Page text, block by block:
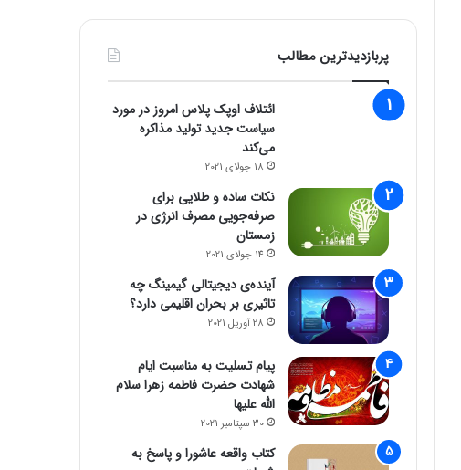
پربازدیدترین مطالب
ائتلاف اوپک پلاس امروز در مورد
سیاست جدید تولید مذاکره
می‌کند
18 جولای 2021
نکات ساده و طلایی برای
صرفه‌جویی مصرف انرژی در
زمستان
14 جولای 2021
آینده‌ی دیجیتالی گیمینگ چه
تاثیری بر بحران اقلیمی دارد؟
28 آوریل 2021
پیام تسلیت به مناسبت ایام
شهادت حضرت فاطمه زهرا سلام
الله علیها
30 سپتامبر 2021
کتاب واقعه عاشورا و پاسخ به